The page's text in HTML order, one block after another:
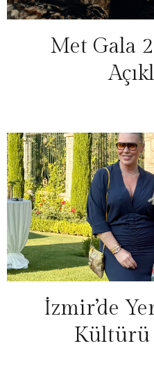
Met Gala
İzmir’de
Kültürü